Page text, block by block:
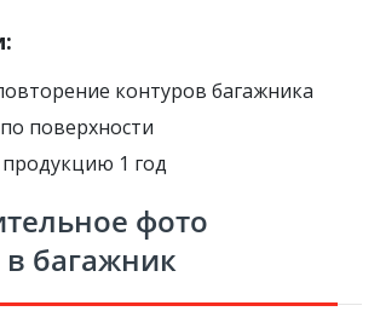
контуров багажника
поверхности
1 год
фото
багажник